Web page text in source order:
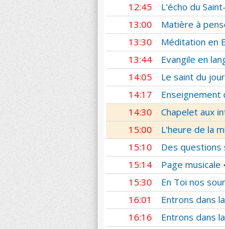
12:45 L'écho du
13:00 Matière à
13:30 Méditation en
13:44 Evangile en
14:05 Le saint du jour
14:17 Enseignement
14:30 Chapelet aux
15:00 L'heure de la
15:10 Des questions
15:14 Page musicale •
15:30 En Toi nos
16:01 Entrons dans
16:16 Entrons dans